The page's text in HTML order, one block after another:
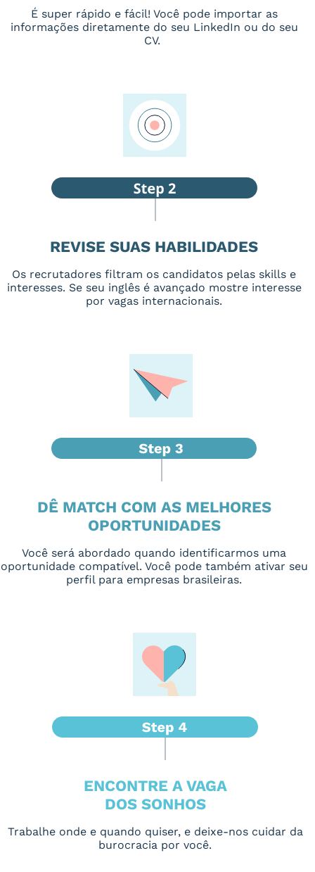
É super rápido e fácil! Você pode importar as
informações diretamente do seu LinkedIn ou do seu
CV.
REVISE SUAS HABILIDADES
Os recrutadores filtram os candidatos pelas skills e
interesses. Se seu inglês é avançado mostre interesse
por vagas internacionais.
DÊ MATCH COM AS MELHORES
OPORTUNIDADES
Você será abordado quando identificarmos uma
oportunidade compatível. Você pode também ativar seu
perfil para empresas brasileiras.
ENCONTRE A VAGA
DOS SONHOS
Trabalhe onde e quando quiser, e deixe-nos cuidar da
burocracia por você.